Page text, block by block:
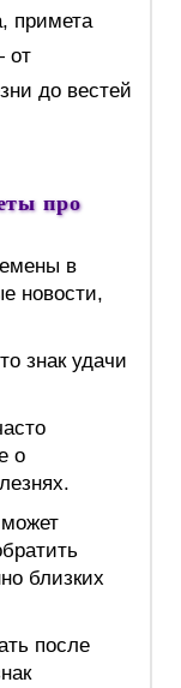
примета
от
до вестей
про
в
новости,
знак удачи
о
близких
после